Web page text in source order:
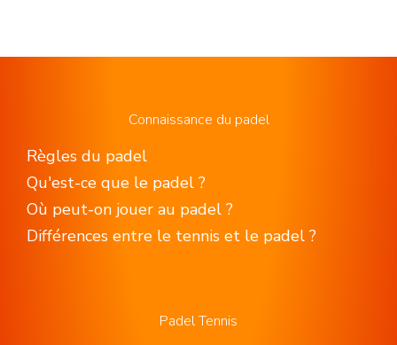
Connaissance du padel
Règles du padel
Qu'est-ce que le padel ?
Où peut-on jouer au padel ?
Différences entre le tennis et le padel ?
Padel Tennis